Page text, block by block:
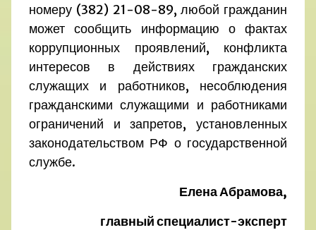
номеру (382) 21-08-89, любой гражданин
может сообщить информацию о фактах
коррупционных проявлений, конфликта
интересов в действиях гражданских
служащих и работников, несоблюдения
гражданскими служащими и работниками
ограничений и запретов, установленных
законодательством РФ о государственной
службе.
Елена Абрамова,
главный специалист-эксперт